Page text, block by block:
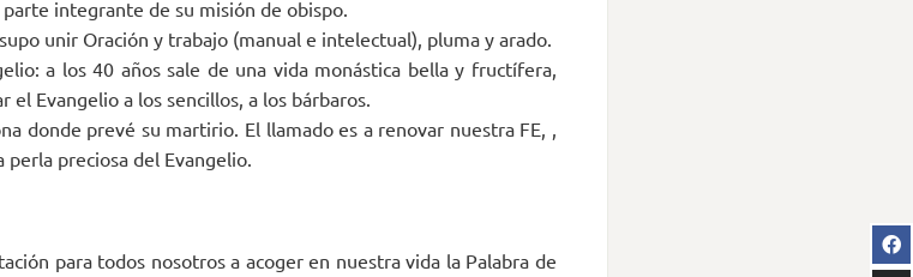
integrante de su misión de obispo.
unir Oración y trabajo (manual e intelectual), pluma y arado.
a los 40 años sale de una vida monástica bella y fructífera,
Evangelio a los sencillos, a los bárbaros.
donde prevé su martirio. El llamado es a renovar nuestra FE, ,
preciosa del Evangelio.
para todos nosotros a acoger en nuestra vida la Palabra de